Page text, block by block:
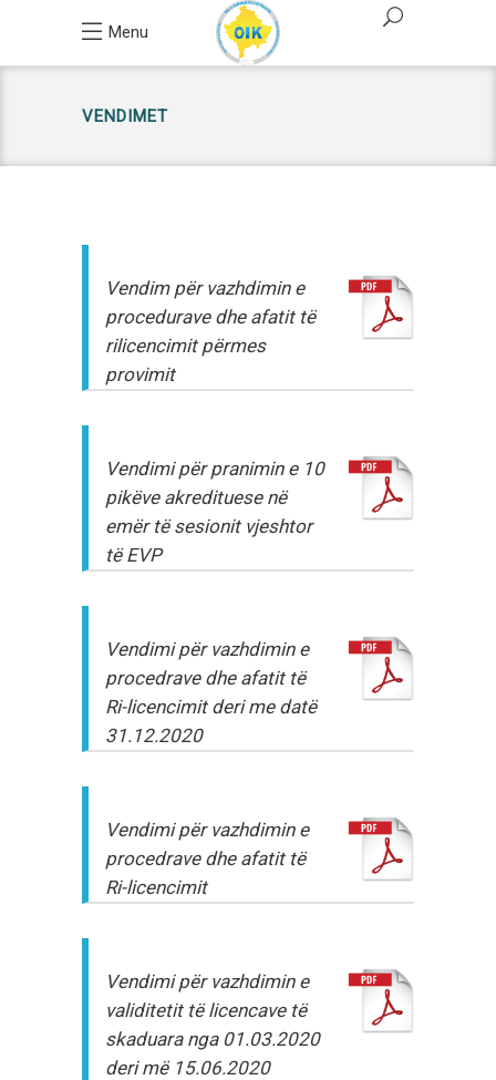
Menu
VENDIMET
Vendim për vazhdimin e
procedurave dhe afatit të
rilicencimit përmes
provimit
Vendimi për pranimin e 10
pikëve akredituese në
emër të sesionit vjeshtor
të EVP
Vendimi për vazhdimin e
procedrave dhe afatit të
Ri-licencimit deri me datë
31.12.2020
Vendimi për vazhdimin e
procedrave dhe afatit të
Ri-licencimit
Vendimi për vazhdimin e
validitetit të licencave të
skaduara nga 01.03.2020
deri më 15.06.2020